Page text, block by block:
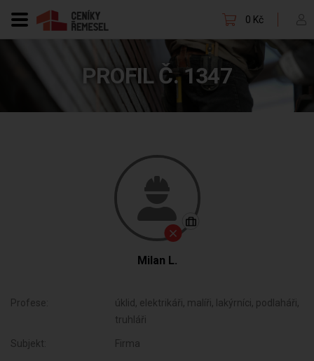
0 Kč
PROFIL Č. 1347
Milan L.
Profese:
úklid, elektrikáři, malíři, lakýrníci, podlaháři,
truhláři
Subjekt: Firma